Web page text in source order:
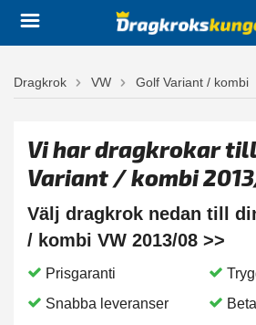
Dragkrok VW Golf Variant / kombi
Vi har dragkrokar
Variant / kombi
Välj dragkrok nedan till
/ kombi VW 2013/08 >>
Prisgaranti
Snabba leveranser